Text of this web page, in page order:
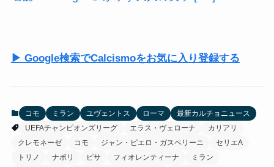
▶ Google検索でCalcismoをお気に入り登録する
コモ ミラン ユヴェントス ローマ
最新カルチョニュース
UEFAチャンピオンズリーグ
エラス・ヴェローナ
カリアリ
クレモネーゼ
コモ ジャン・ピエロ・ガスペリーニ
セリエA
トリノ
ナポリ ピサ フィオレンティーナ
ミラン